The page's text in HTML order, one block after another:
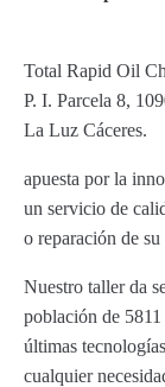
Total Rapid Oil
P. I. Parcela 8,
La Luz Cáceres.
apuesta por la
un servicio de
o reparación de su
Nuestro taller da
población de
últimas
cualquier